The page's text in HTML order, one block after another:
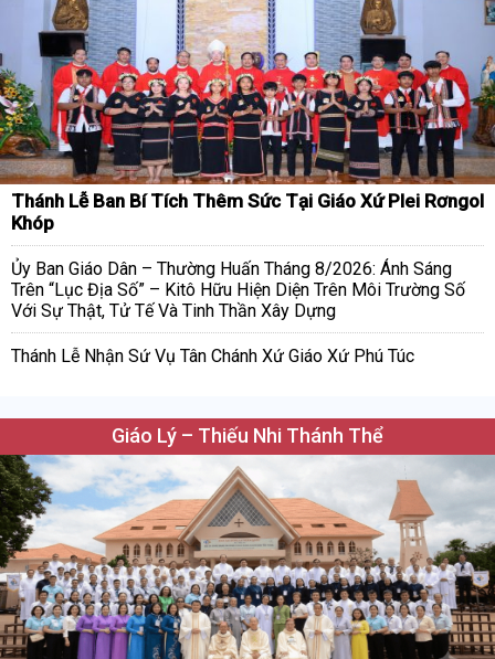
Thánh Lễ Ban Bí Tích Thêm Sức Tại Giáo Xứ Plei Rơngol
Khóp
Ủy Ban Giáo Dân – Thường Huấn Tháng 8/2026: Ánh Sáng
Trên “Lục Địa Số” – Kitô Hữu Hiện Diện Trên Môi Trường Số
Với Sự Thật, Tử Tế Và Tinh Thần Xây Dựng
Thánh Lễ Nhận Sứ Vụ Tân Chánh Xứ Giáo Xứ Phú Túc
Giáo Lý – Thiếu Nhi Thánh Thể